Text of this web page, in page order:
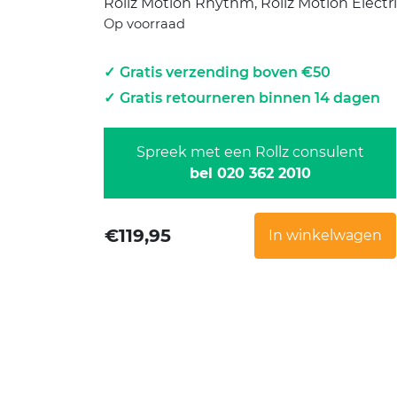
Rollz Motion Rhythm, Rollz Motion
Op voorraad
Gratis verzending boven €50
Gratis retourneren binnen 14 dagen
Spreek met een Rollz consulent
bel 020 362 2010
€119,95 In winkelwagen